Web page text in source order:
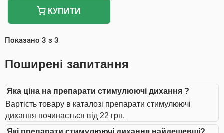
КУПИТИ
Показано 3 з 3
Поширені запитання
Яка ціна на препарати стимулюючі дихання ?
Вартість товару в каталозі препарати стимулюючі
дихання починається від 22 грн.